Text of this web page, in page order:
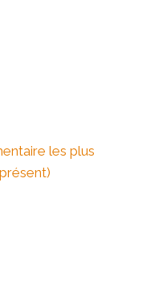
les plus